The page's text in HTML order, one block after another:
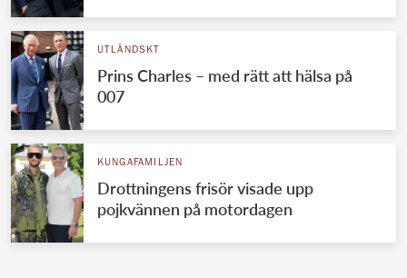
VÄRLDENS KUNGAHUS
Svenska kungahuset
Danska kungahuset
Spanska kungahuset
UTLÄNDSKT
Prins Charles – med rätt att hälsa på
007
KUNGAFAMILJEN
Drottningens frisör visade upp
pojkvännen på motordagen